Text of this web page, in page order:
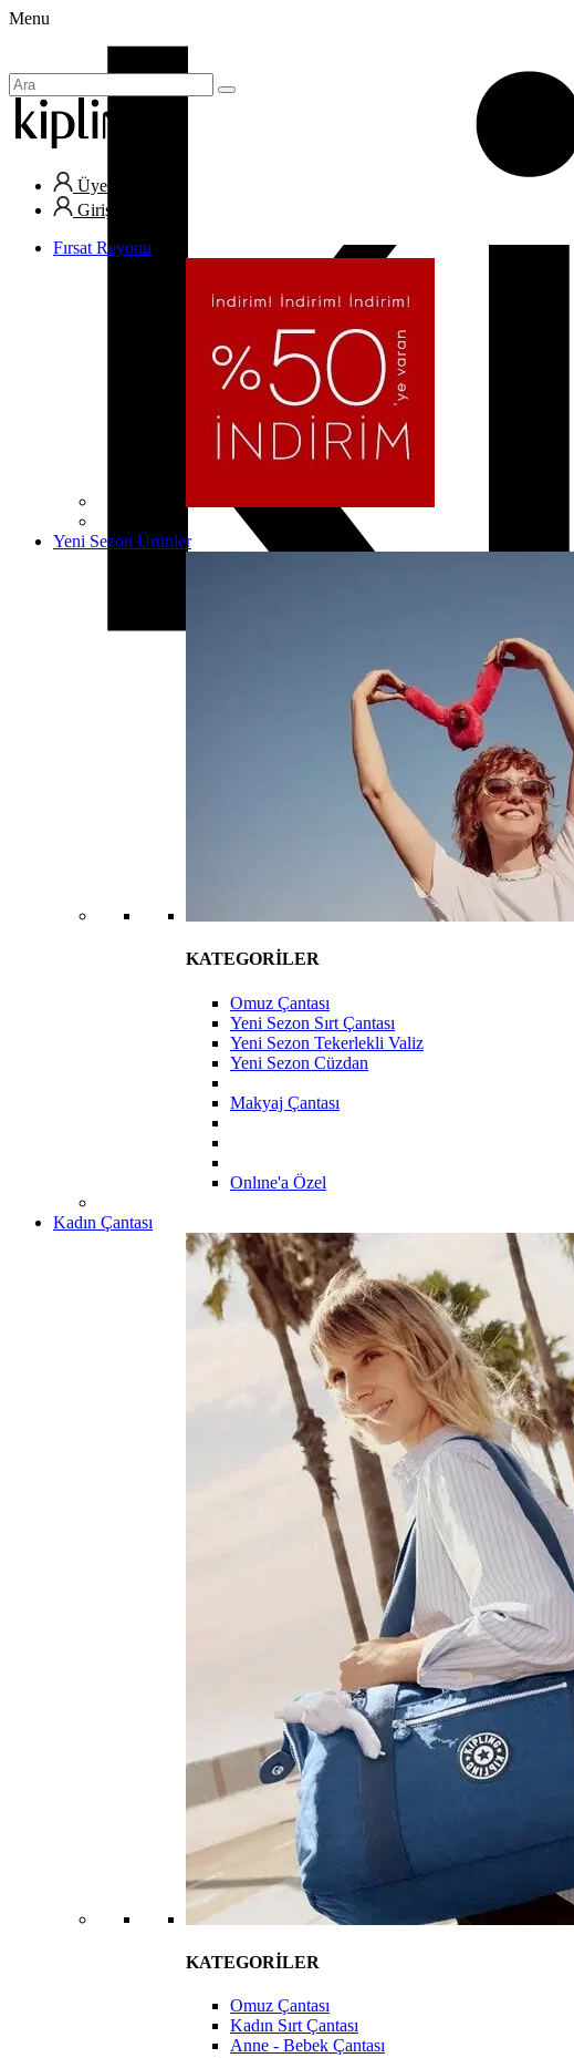
Menu
Üye Ol
Giriş Yap
Fırsat Reyonu
Yeni Sezon Ürünler
KATEGORİLER
Omuz Çantası
Yeni Sezon Sırt Çantası
Yeni Sezon Tekerlekli Valiz
Yeni Sezon Cüzdan
Makyaj Çantası
Onlıne'a Özel
Kadın Çantası
KATEGORİLER
Omuz Çantası
Kadın Sırt Çantası
Anne - Bebek Çantası